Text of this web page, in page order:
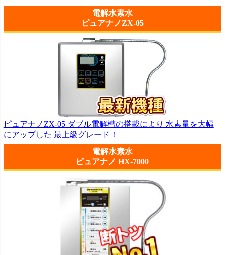
電解水素水
ピュアナノZX-05
ピュアナノZX-05 ダブル電解槽の搭載により 水素量を大幅
にアップした 最上級グレード！
電解水素水
ピュアナノ HX-7000